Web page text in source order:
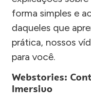
forma simples e
daqueles que
prática, nossos
para você.
Webstories:
Imersivo